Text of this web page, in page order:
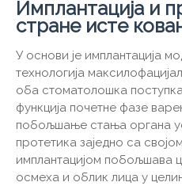
Имплантација и
стране исте
У основи је имплантација
технологија
оба стоматолошка
функција почетне фазе
побољшање стања органа
протетика заједно са
имплантацијом побољшава
осмеха и облик лица у